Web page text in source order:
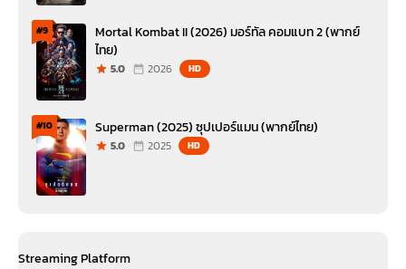
#9
Mortal Kombat II (2026) มอร์ทัล คอมแบท 2 (พากย์
ไทย)
5.0 2026 HD
#10 Superman (2025) ซุปเปอร์แมน (พากย์ไทย)
5.0 2025 HD
Streaming Platform